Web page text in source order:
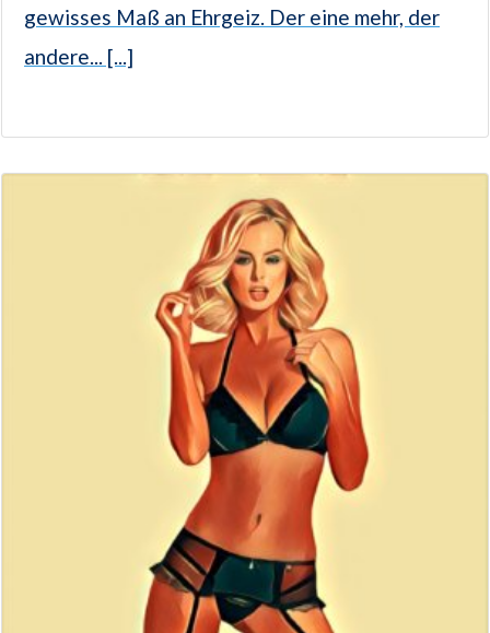
gewisses Maß an Ehrgeiz. Der eine mehr, der
andere... [...]